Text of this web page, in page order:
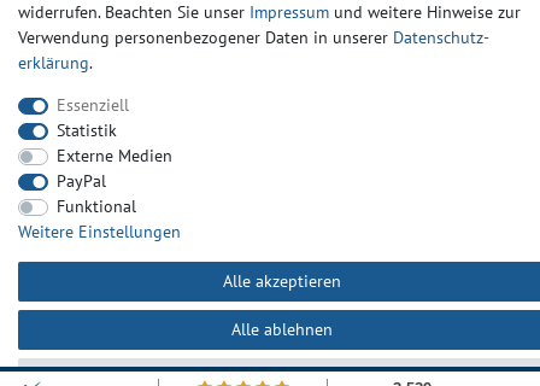
Barrierefreiheitserklärung Widerrufs­recht Kontakt
widerrufen. Beachten Sie unser Impressum und weitere Hinweise zur
Verwendung personenbezogener Daten in unserer Daten­schutz­
erklärung.
Essenziell
Statistik
Externe Medien
PayPal
Funktional
Weitere Einstellungen
Alle akzeptieren
Alle ablehnen
Auswahl akzeptieren
Widerrufs­recht
Daten­schutz­erklärung